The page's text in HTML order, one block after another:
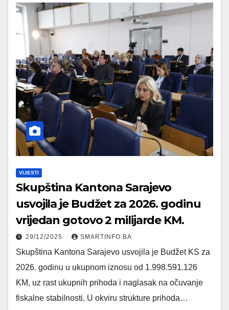
VIJESTI
Skupština Kantona Sarajevo
usvojila je Budžet za 2026. godinu
vrijedan gotovo 2 milijarde KM.
29/12/2025 SMARTINFO.BA
Skupština Kantona Sarajevo usvojila je Budžet KS za
2026. godinu u ukupnom iznosu od 1.998.591.126
KM, uz rast ukupnih prihoda i naglasak na očuvanje
fiskalne stabilnosti. U okviru strukture prihoda…